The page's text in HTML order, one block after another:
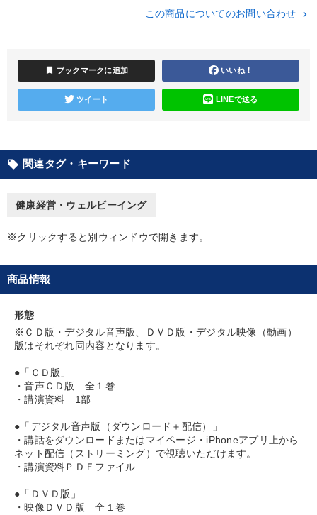
2026年春季全国経営者セミナー収録講演ＣＤ・講演ＤＶＤ・デジ
最新刊・戦略参謀ChatGPT実戦法と中小企業のDXと講話ご案内
営業・社員研修 最新技術・トレンド
改善・生産性向上
組織を強化したい パフォーマンス向上
財務・数字力の向上 経営体系を学びたい
後継者に聞かせたい 業績を伸ばしたい
キーワード
トレンド
IT・デジタル活用
※「更新」を押すと「カテゴリー」「目的別」「キーワード」を更新いただけます。
タグから探す
すべての音声・動画（全2076タイトル）からお探しいただけます
この商品についてのお問い合わせ keyboard_arrow_right
bookmark ブックマークに追加 いいね！
ツイート LINEで送る
local_offer 関連タグ・キーワード
健康経営・ウェルビーイング
※クリックすると別ウィンドウで開きます。
商品情報
形態
※ＣＤ版・デジタル音声版、ＤＶＤ版・デジタル映像（動画）
版はそれぞれ同内容となります。
●「ＣＤ版」
・音声ＣＤ版 全１巻
・講演資料 1部
●「デジタル音声版（ダウンロード＋配信）」
・講話をダウンロードまたはマイページ・iPhoneアプリ上から
ネット配信（ストリーミング）で視聴いただけます。
・講演資料ＰＤＦファイル
●「ＤＶＤ版」
・映像ＤＶＤ版 全１巻